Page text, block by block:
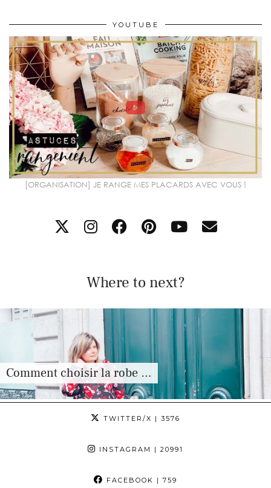
YOUTUBE
[ORGANISATION] JE RANGE MES PLACARDS AVEC VOUS !
Where to next?
Comment choisir la robe …
TWITTER/X | 3576
INSTAGRAM | 20991
FACEBOOK | 759